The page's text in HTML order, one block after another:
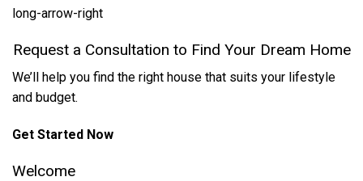
long-arrow-right
Request a Consultation to Find Your Dream Home
We’ll help you find the right house that suits your lifestyle
and budget.
Get Started Now
Welcome